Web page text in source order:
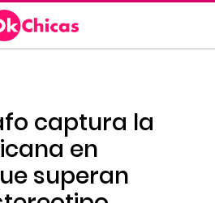
captura la
en
superan